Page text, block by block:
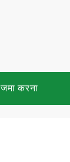
जमा करना